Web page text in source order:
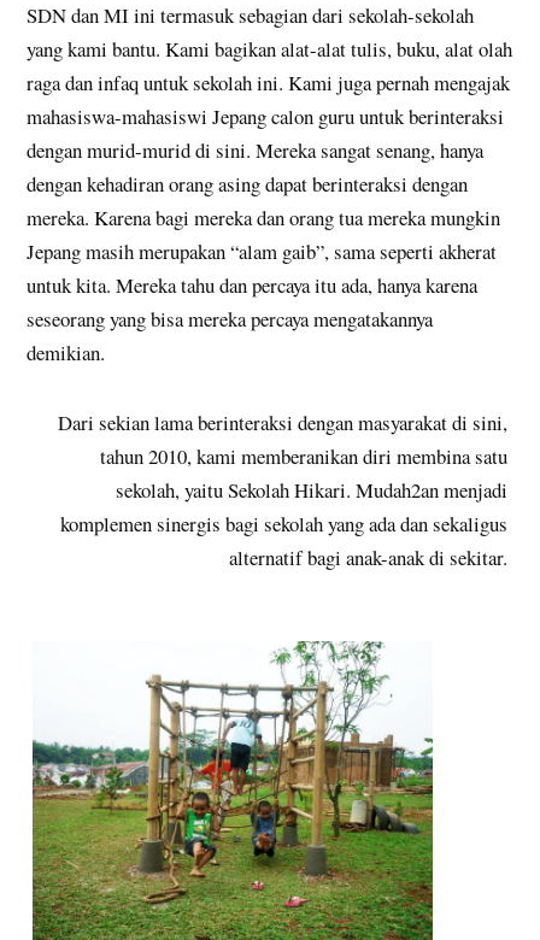
SDN dan MI ini termasuk sebagian dari sekolah-sekolah
yang kami bantu. Kami bagikan alat-alat tulis, buku, alat olah
raga dan infaq untuk sekolah ini. Kami juga pernah mengajak
mahasiswa-mahasiswi Jepang calon guru untuk berinteraksi
dengan murid-murid di sini. Mereka sangat senang, hanya
dengan kehadiran orang asing dapat berinteraksi dengan
mereka. Karena bagi mereka dan orang tua mereka mungkin
Jepang masih merupakan “alam gaib”, sama seperti akherat
untuk kita. Mereka tahu dan percaya itu ada, hanya karena
seseorang yang bisa mereka percaya mengatakannya
demikian.
Dari sekian lama berinteraksi dengan masyarakat di sini,
tahun 2010, kami memberanikan diri membina satu
sekolah, yaitu Sekolah Hikari. Mudah2an menjadi
komplemen sinergis bagi sekolah yang ada dan sekaligus
alternatif bagi anak-anak di sekitar.